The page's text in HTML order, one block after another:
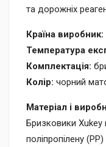
та дорожніх
Країна виробник:
Температура
Комплектація:
Колір: чорний
Матеріал і
Бризковики Xukey
поліпропілену